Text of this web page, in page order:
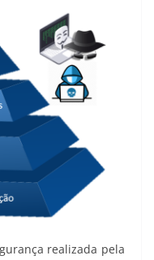
realizada pela